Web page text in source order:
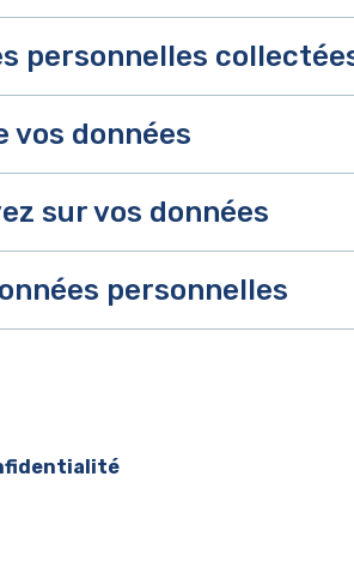
personnelles
vos données
sur vos données
personnelles